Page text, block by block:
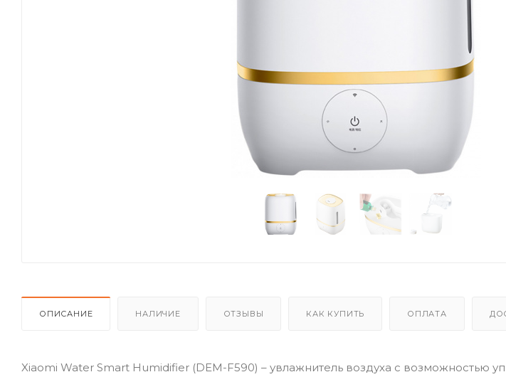
ОПИСАНИЕ НАЛИЧИЕ ОТЗЫВЫ КАК КУПИТЬ ОПЛАТА
Xiaomi Water Smart Humidifier (DEM-F590) – увлажнитель воздуха с возможностью